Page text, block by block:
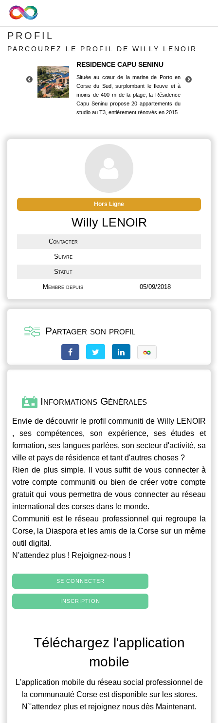
PROFIL
PARCOUREZ LE PROFIL DE WILLY LENOIR
RESIDENCE CAPU SENINU
Située au cœur de la marine de Porto en
Corse du Sud, surplombant le fleuve et à
moins de 400 m de la plage, la Résidence
Capu Seninu propose 20 appartements du
studio au T3, entièrement rénovés en 2015.
Corse du Sud, surplombant le fleuve et à
moins de 400 m de la plage, la Résidence
Capu Seninu propose 20 appartements du
studio au T3, entièrement rénovés en 2015.
Hors Ligne
Willy LENOIR
Contacter
Suivre
Statut
Membre depuis 05/09/2018
Partager son profil
Informations Générales
Envie de découvrir le profilcommuniti de Willy LENOIR
, ses compétences, son expérience, ses études et
formation, ses langues parlées, son secteur d'activité, sa
ville et pays de résidence et tant d'autres choses ?
Rien de plus simple. Il vous suffit de vous connecter à
votre compte communiti ou bien de créer votre compte
gratuit qui vous permettra de vous connecter au réseau
international des corses dans le monde.
Communiti est le réseau professionnel qui regroupe la
Corse, la Diaspora et les amis de la Corse sur un même
outil digital.
N'attendez plus ! Rejoignez-nous !
SE CONNECTER
INSCRIPTION
Téléchargez l'application
mobile
L'application mobile du réseau social professionnel de
la communauté Corse est disponible sur les stores.
N`'attendez plus et rejoignez nous dès Maintenant.